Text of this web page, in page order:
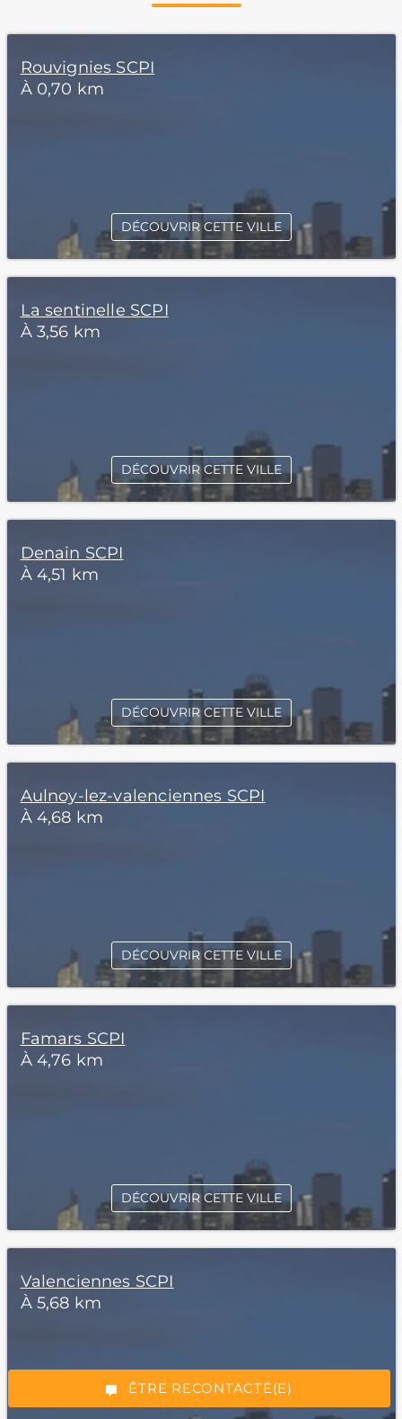
“Excellent”, 165 avis
ÊTRE RECONTACTÉ(E)
Rouvignies SCPI
À 0,70 km
DÉCOUVRIR CETTE VILLE
La sentinelle SCPI
À 3,56 km
DÉCOUVRIR CETTE VILLE
Denain SCPI
À 4,51 km
DÉCOUVRIR CETTE VILLE
Aulnoy-lez-valenciennes SCPI
À 4,68 km
DÉCOUVRIR CETTE VILLE
Famars SCPI
À 4,76 km
DÉCOUVRIR CETTE VILLE
Valenciennes SCPI
À 5,68 km